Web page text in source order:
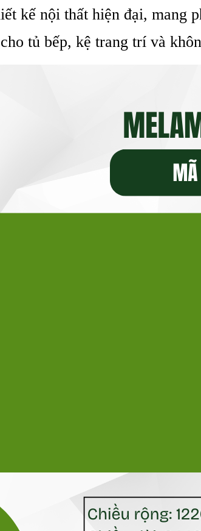
kế nội thất hiện đại, mang
tủ bếp, kệ trang trí và